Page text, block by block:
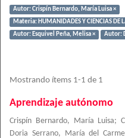
Autor: Crispín Bernardo, María Luisa ×
Materia: HUMANIDADES Y CIENCIAS DE
Autor: Esquivel Peña, Melisa ×
Autor:
Mostrando ítems 1-1 de 1
Aprendizaje autónomo
Crispín Bernardo, María Luisa;
Doria Serrano, María del